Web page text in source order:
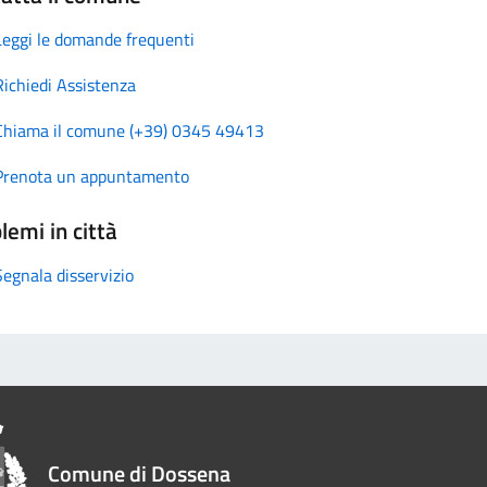
le domande frequenti
Assistenza
il comune (+39) 0345 49413
un appuntamento
in città
disservizio
Comune di Dossena